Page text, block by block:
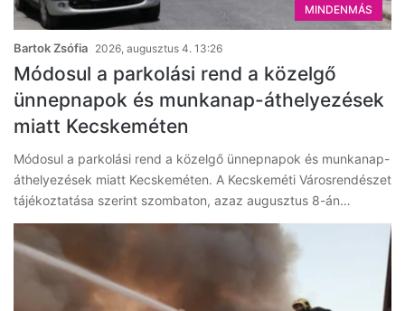
MINDENMÁS
Bartok Zsófia 2026, augusztus 4. 13:26
Módosul a parkolási rend a közelgő
ünnepnapok és munkanap-áthelyezések
miatt Kecskeméten
Módosul a parkolási rend a közelgő ünnepnapok és munkanap-
áthelyezések miatt Kecskeméten. A Kecskeméti Városrendészet
tájékoztatása szerint szombaton, azaz augusztus 8-án…